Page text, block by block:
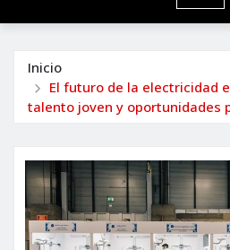
Inicio
El futuro de la electricidad
talento joven y oportunidades